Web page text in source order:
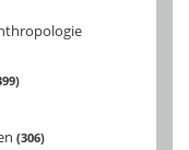
306